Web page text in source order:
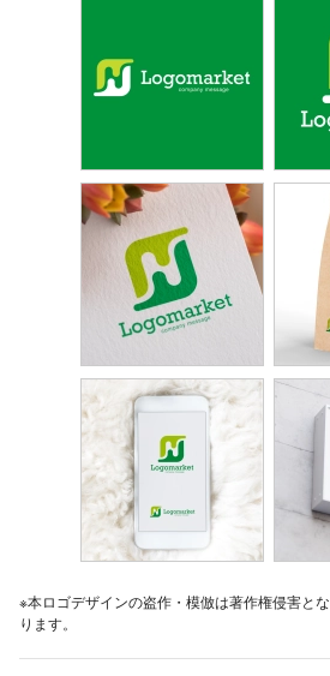
※本ロゴデザインの盗作・模倣は著作権侵害と
ります。